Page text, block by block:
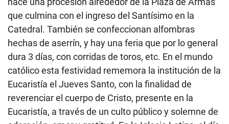
que culmina con el ingreso del Santísimo en la
Catedral. También se confeccionan alfombras
hechas de aserrín, y hay una feria que por lo general
dura 3 días, con corridas de toros, etc. En el mundo
católico esta festividad rememora la institución de la
Eucaristía el Jueves Santo, con la finalidad de
reverenciar el cuerpo de Cristo, presente en la
Eucaristía, a través de un culto público y solemne de